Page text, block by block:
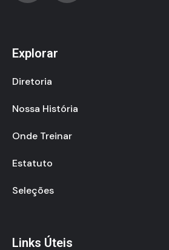
Explorar
Diretoria
Nossa História
Onde Treinar
Estatuto
Seleções
Links Úteis